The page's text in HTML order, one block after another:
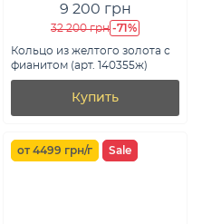
9 200 грн
32 200 грн -71%
Кольцо из желтого золота с
фианитом (арт. 140355ж)
Купить
от 4499 грн/г Sale